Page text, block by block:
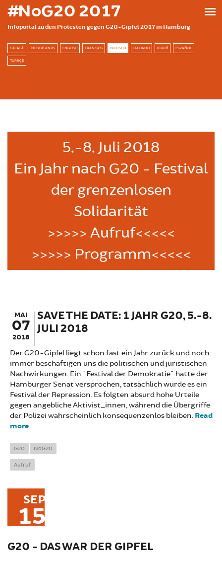
Direkt zum Inhalt
#NoG20 2017
Infoportal zu den Protesten gegen G20-Gipfel 2017 in Hamburg
CATALÀ NEDERLANDS ENGLISH FRANÇAIS DEUTSCH ITALIANO KURDÎ ESPAÑOL
TÜRKÇE
5.-8. Juli 2018
Ein Jahr nach G20 - Festival
der grenzenlosen
Solidarität
>>>>> Aufruf<<<<<
>>>>> Programm<<<<<
MAI
07
2018
SAVE THE DATE: 1 JAHR G20, 5.-8.
JULI 2018
Der G20-Gipfel liegt schon fast ein Jahr zurück und noch
immer beschäftigen uns die politischen und juristischen
Nachwirkungen. Ein "Festival der Demokratie" hatte der
Hamburger Senat versprochen, tatsächlich wurde es ein
Festival der Repression. Es folgten absurd hohe Urteile
gegen angebliche Aktivist_innen, während die Übergriffe
der Polizei wahrscheinlich konsequenzenlos bleiben. Read
more
G20 NoG20
Aufruf
SEP
15
G20 - DAS WAR DER GIPFEL